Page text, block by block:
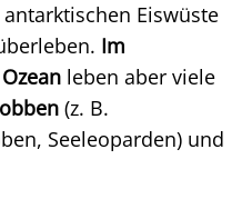
Eiswüste
Im
leben aber viele
(z. B.
Seeleoparden) und